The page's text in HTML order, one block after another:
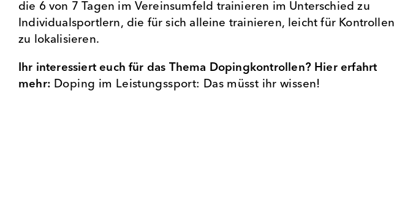
die 6 von 7 Tagen im Vereinsumfeld trainieren im Unterschied zu
Individualsportlern, die für sich alleine trainieren, leicht für Kontrollen
zu lokalisieren.
Ihr interessiert euch für das Thema Dopingkontrollen? Hier erfahrt
mehr: Doping im Leistungssport: Das müsst ihr wissen!